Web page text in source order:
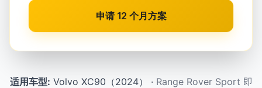
申请 12 个月方案
适用车型: Volvo XC90（2024） · Range Rover Sport 即